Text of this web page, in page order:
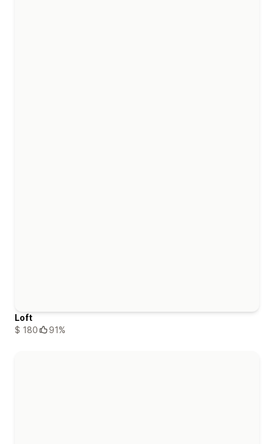
Loft
$ 180
91%